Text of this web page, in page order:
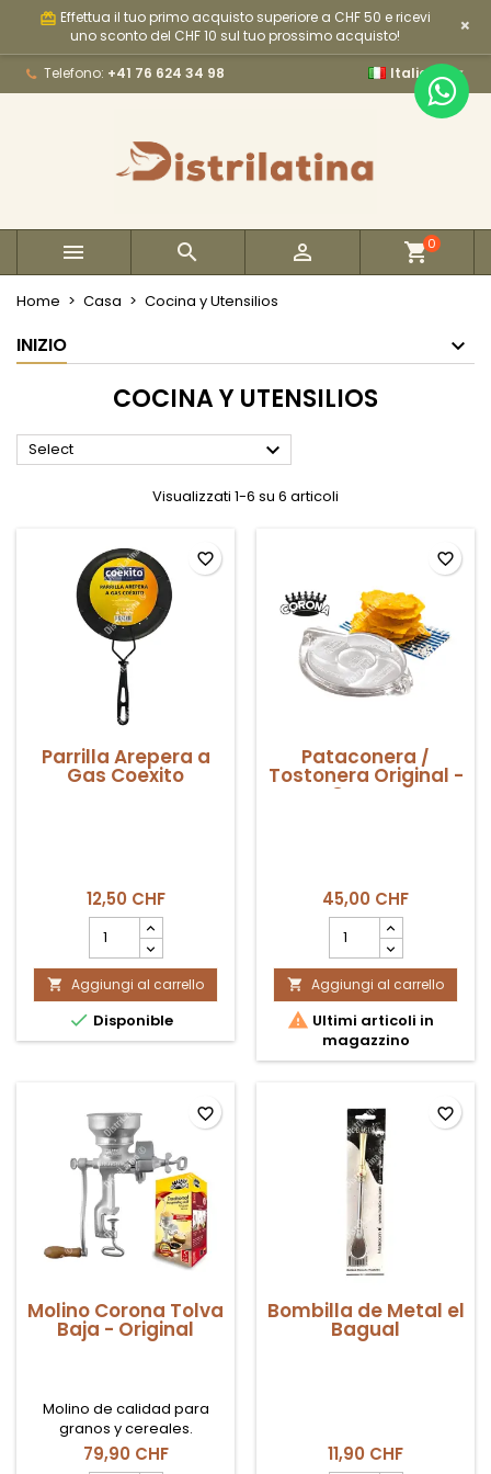
card_giftcard Effettua il tuo primo acquisto superiore a CHF 50 e ricevi
uno sconto del CHF 10 sul tuo prossimo acquisto!
×
Telefono: +41 76 624 34 98 Italiano 
   0
Home Casa Cocina y Utensilios
INIZIO
COCINA Y UTENSILIOS
Select 
Visualizzati 1-6 su 6 articoli
Parrilla Arepera a
Gas Coexito
12,50 CHF
quantità
del
prodotto
Parrilla
Arepera
a
 Aggiungi al carrello
 Disponible
favorite_border
Pataconera /
Tostonera Original -
Corona
45,00 CHF
quantità
del
prodotto
Pataconera
/
Tostonera
Original
Corona
 Aggiungi al carrello
 Ultimi articoli in
magazzino
favorite_border
Molino Corona Tolva
Baja - Original
Molino de calidad para
granos y cereales.
79,90 CHF
favorite_border
Bombilla de Metal el
Bagual
11,90 CHF
favorite_border
My wishlists ×
add_circle_outline Create new list
((modalTitle)) ×
((confirmMessage))
((cancelText)) ((modalDeleteText))
Crea lista dei desideri ×
Accedi ×
Devi avere effettuato l'accesso per salvare dei
Annulla